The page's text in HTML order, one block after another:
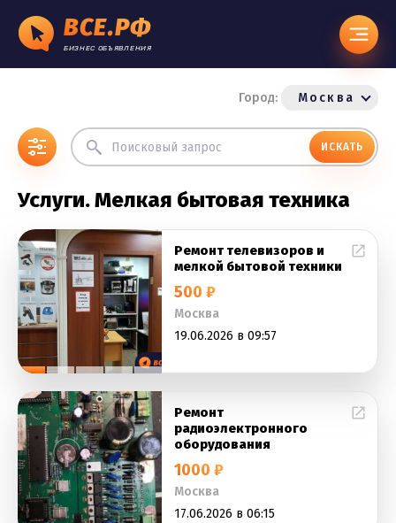
ВСЕ.РФ
БИЗНЕС ОБЪЯВЛЕНИЯ
Город: Москва
ИСКАТЬ
Услуги. Мелкая бытовая техника
Ремонт телевизоров и
мелкой бытовой техники
500 ₽
Москва
19.06.2026 в 09:57
Ремонт
радиоэлектронного
оборудования
1000 ₽
Москва
17.06.2026 в 06:15